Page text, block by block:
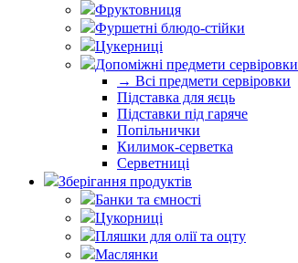
Фруктовниця
Фуршетні блюдо-стійки
Цукерниці
Допоміжні предмети сервіровки
→ Всі предмети сервіровки
Підставка для яєць
Підставки під гаряче
Попільнички
Килимок-серветка
Серветниці
Зберігання продуктів
Банки та ємності
Цукорниці
Пляшки для олії та оцту
Маслянки